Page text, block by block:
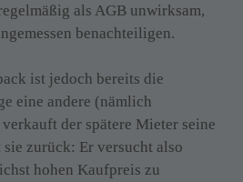
als AGB unwirksam,
benachteiligen.
ist jedoch bereits die
eine andere (nämlich
der spätere Mieter seine
zurück: Er versucht also
hohen Kaufpreis zu